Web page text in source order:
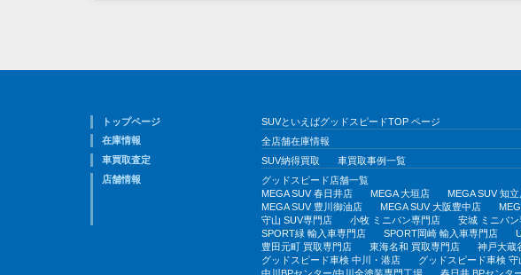
トップページ
SUVといえばグッドスピードTOP ページ
在庫情報
全店舗在庫情報
車買取査定
SUV納得買取
車買取事例一覧
店舗情報
グッドスピード店舗一覧
MEGA SUV 春日井店
MEGA 大垣店 MEGA SUV 知立
MEGA SUV 豊川御油店
MEGA SUV 大阪豊中店
守山 SUV専門店
小牧 ミニバン専門店 安城 ミニバ
SPORT緑 輸入車専門店
SPORT岡崎 輸入車専門店
豊田元町 買取専門店
東海名和 買取専門店 神戸大蔵
グッドスピード車検 中川・港店
グッドスピード車検 守